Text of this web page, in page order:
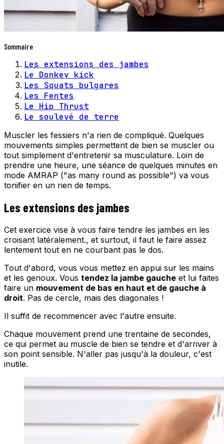
Sommaire
Les extensions des jambes
Le Donkey kick
Les Squats bulgares
Les Fentes
Le Hip Thrust
Le soulevé de terre
Muscler les fessiers n'a rien de compliqué. Quelques
mouvements simples permettent de bien se muscler ou
tout simplement d'entretenir sa musculature. Loin de
prendre une heure, une séance de quelques minutes en
mode AMRAP ("as many round as possible") va vous
tonifier en un rien de temps.
Les extensions des jambes
Cet exercice vise à vous faire tendre les jambes en les
croisant latéralement., et surtout, il faut le faire assez
lentement tout en ne courbant pas le dos.
Tout d'abord, vous vous mettez en appui sur les mains
et les genoux. Vous tendez la jambe gauche et lui faites
faire un mouvement de bas en haut et de gauche à
droit. Pas de cercle, mais des diagonales !
Il suffit de recommencer avec l'autre ensuite.
Chaque mouvement prend une trentaine de secondes,
ce qui permet au muscle de bien se tendre et d'arriver à
son point sensible. N'aller pas jusqu'à la douleur, c'est
inutile.